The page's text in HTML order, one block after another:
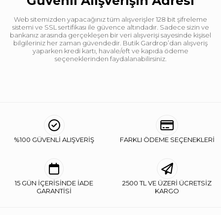
Web sitemizden yapacağınız tüm alışverişler 128 bit şifreleme
sistemi ve SSL sertifikası ile güvence altındadır. Sadece sizin ve
bankanız arasında gerçekleşen bir veri alışverişi sayesinde kişisel
bilgileriniz her zaman güvendedir. Butik Gardrop’dan alışveriş
yaparken kredi kartı, havale/eft ve kapıda ödeme
seçeneklerinden faydalanabilirsiniz.
%100 GÜVENLİ ALIŞVERİŞ FARKLI ÖDEME SEÇENEKLERİ
15 GÜN İÇERİSİNDE İADE
GARANTİSİ
2500 TL VE ÜZERİ ÜCRETSİZ
KARGO